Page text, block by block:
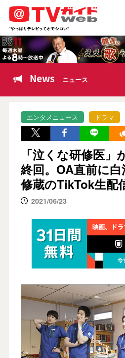
News ニュース
エンタメニュース ドラマ
「泣くな研修医
終回。OA直前に
修蔵のTikTok生配
2021/06/23